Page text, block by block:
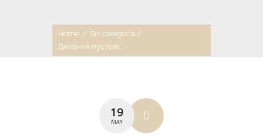
Home / Sin categoría /
Дихання пустелі...
19
MAY